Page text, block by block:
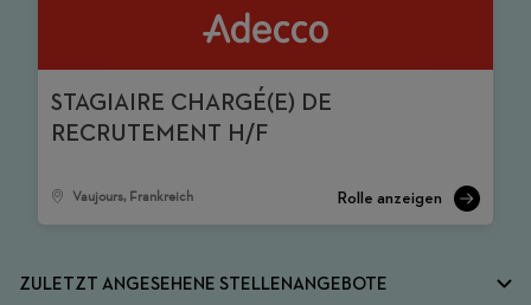
STAGIAIRE CHARGÉ(E) DE
RECRUTEMENT H/F
Vaujours, Frankreich
ZULETZT ANGESEHENE STELLENANGEBOTE